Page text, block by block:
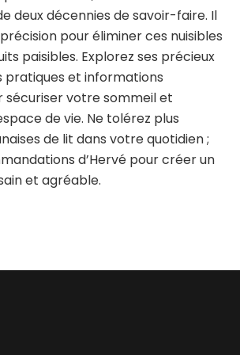
deux décennies de savoir-faire. Il
pour éliminer ces nuisibles
paisibles. Explorez ses précieux
pratiques et informations
sécuriser votre sommeil et
de vie. Ne tolérez plus
de lit dans votre quotidien ;
d’Hervé pour créer un
et agréable.